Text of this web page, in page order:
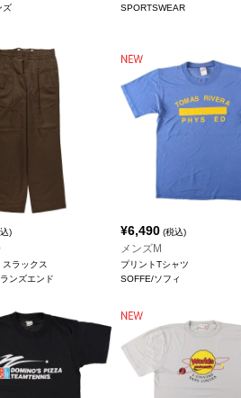
ズ
SPORTSWEAR
)
スラックス
ンズエンド
¥6,490 (税込)
メンズM
プリントTシャツ
SOFFE/ソフィ